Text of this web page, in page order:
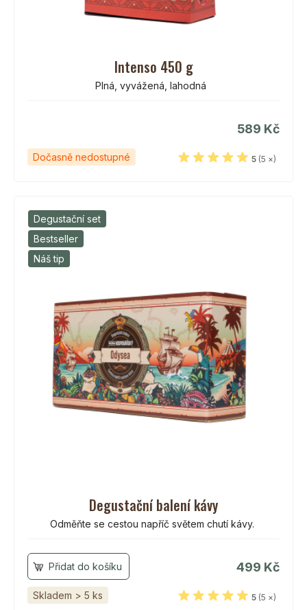
Intenso 450 g
Plná, vyvážená, lahodná
589 Kč
Dočasně nedostupné 5 (5 ×)
Degustační set
Bestseller
Náš tip
Degustační balení kávy
Odměňte se cestou napříč světem chutí kávy.
499 Kč
Skladem > 5 ks 5 (5 ×)